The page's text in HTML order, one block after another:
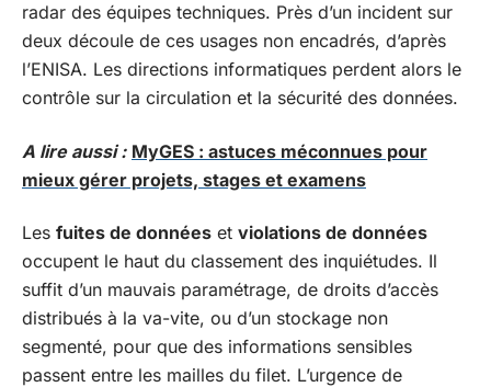
radar des équipes techniques. Près d’un incident sur
deux découle de ces usages non encadrés, d’après
l’ENISA. Les directions informatiques perdent alors le
contrôle sur la circulation et la sécurité des données.
A lire aussi : MyGES : astuces méconnues pour
mieux gérer projets, stages et examens
Les fuites de données et violations de données
occupent le haut du classement des inquiétudes. Il
suffit d’un mauvais paramétrage, de droits d’accès
distribués à la va-vite, ou d’un stockage non
segmenté, pour que des informations sensibles
passent entre les mailles du filet. L’urgence de